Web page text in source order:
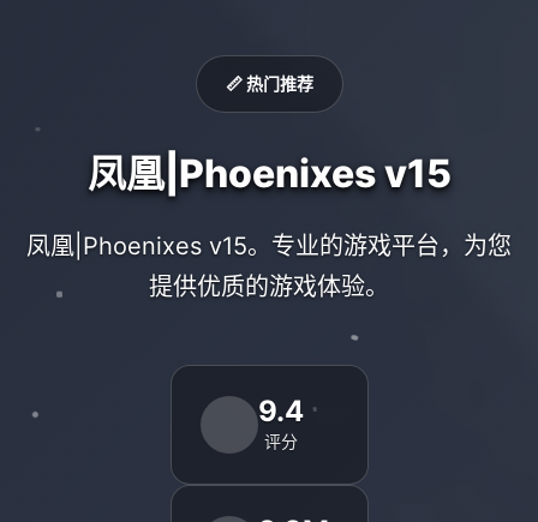
📏 热门推荐
凤凰|Phoenixes v15
凤凰|Phoenixes v15。专业的游戏平台，为您
提供优质的游戏体验。
9.4
评分